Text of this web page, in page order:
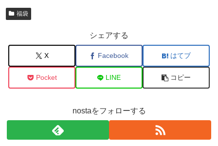
福袋
シェアする
X Facebook はてブ
Pocket LINE コピー
nostaをフォローする